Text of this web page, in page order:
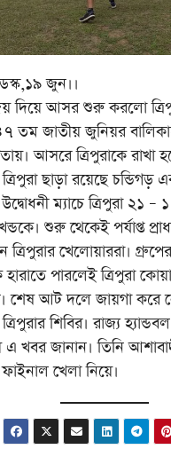
জুন।।
আসর শুরু করলো
তম জাতীয় জুনিয়র
আসরে ত্রিপুরাকে রাখা
ছাড়া রয়েছে চন্ডিগড়
ম্যাচে ত্রিপুরা ২১
শুরু থেকেই পর্যাপ্ত
ত্রিপুরার খেলোয়াররা।
হারাতে পারলেই ত্রিপুরা
শেষ আট দলে জায়গা করে
শিবির। রাজ্য
এ খবর জানান। তিনি
ফাইনাল খেলা নিয়ে।